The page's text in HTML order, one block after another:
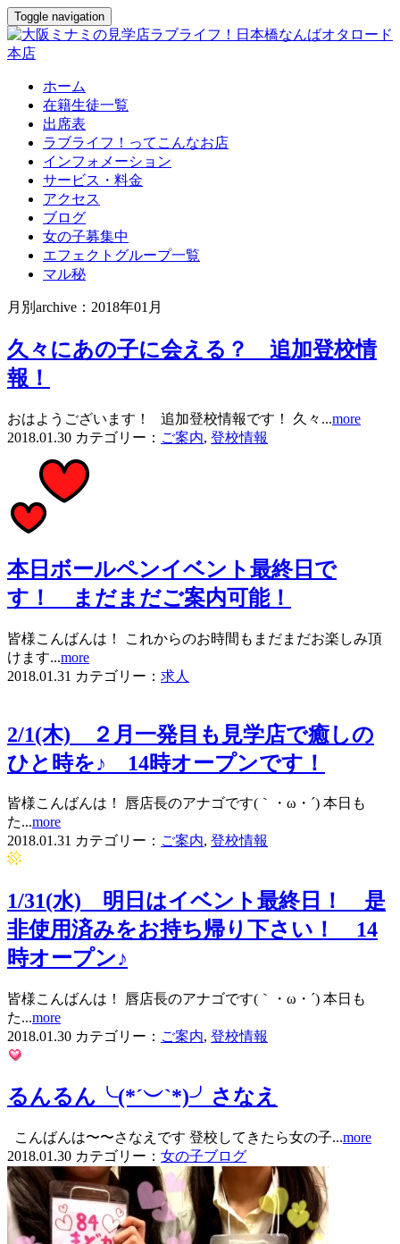
Toggle navigation
ホーム
在籍生徒一覧
出席表
ラブライフ！ってこんなお店
インフォメーション
サービス・料金
アクセス
ブログ
女の子募集中
エフェクトグループ一覧
マル秘
月別archive：2018年01月
久々にあの子に会える？ 追加登校情
報！
おはようございます！ 追加登校情報です！ 久々...more
2018.01.30 カテゴリー： ご案内, 登校情報
本日ボールペンイベント最終日で
す！ まだまだご案内可能！
皆様こんばんは！ これからのお時間もまだまだお楽しみ頂
けます...more
2018.01.31 カテゴリー： 求人
2/1(木) ２月一発目も見学店で癒しの
ひと時を♪ 14時オープンです！
皆様こんばんは！ 唇店長のアナゴです(｀・ω・´) 本日も
た...more
2018.01.31 カテゴリー： ご案内, 登校情報
1/31(水) 明日はイベント最終日！ 是
非使用済みをお持ち帰り下さい！ 14
時オープン♪
皆様こんばんは！ 唇店長のアナゴです(｀・ω・´) 本日も
た...more
2018.01.30 カテゴリー： ご案内, 登校情報
るんるん╰(*´︶`*)╯さなえ
こんばんは〜〜さなえです 登校してきたら女の子...more
2018.01.30 カテゴリー： 女の子ブログ